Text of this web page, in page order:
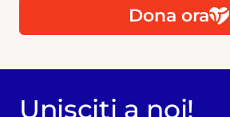
Dona ora
Unisciti a noi!